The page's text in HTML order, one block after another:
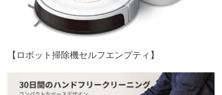
【ロボット掃除機セルフエンプティ】